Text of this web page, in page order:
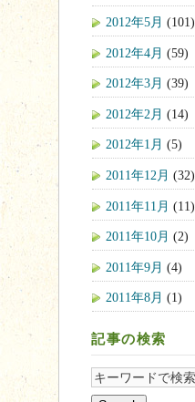
2012年5月 (101)
2012年4月 (59)
2012年3月 (39)
2012年2月 (14)
2012年1月 (5)
2011年12月 (32)
2011年11月 (11)
2011年10月 (2)
2011年9月 (4)
2011年8月 (1)
記事の検索